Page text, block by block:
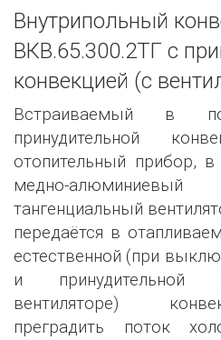
Внутрипольный
ВКВ.65.300.2ТГ с
конвекцией (с
Встраиваемый в
принудительной
отопительный прибор,
медно-алюминиевый
тангенциальный
передаётся в
естественной (при
и принудительной
вентиляторе)
преградить поток